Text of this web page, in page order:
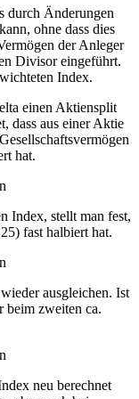
durch Änderungen
ohne dass dies
der Anleger
Divisor eingeführt.
Index.
einen Aktiensplit
dass aus einer Aktie
hat.
Index, stellt man fest,
fast halbiert hat.
ausgleichen. Ist
beim zweiten ca.
neu berechnet